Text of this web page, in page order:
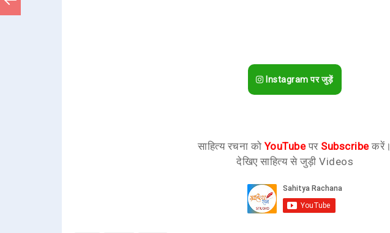
Instagram पर जुड़ें
साहित्य रचना कोYouTubeपर Subscribeकरें।
देखिए साहित्य से जुड़ी Videos